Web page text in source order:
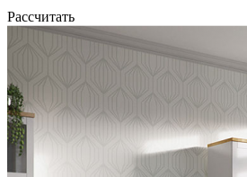
Рассчитать